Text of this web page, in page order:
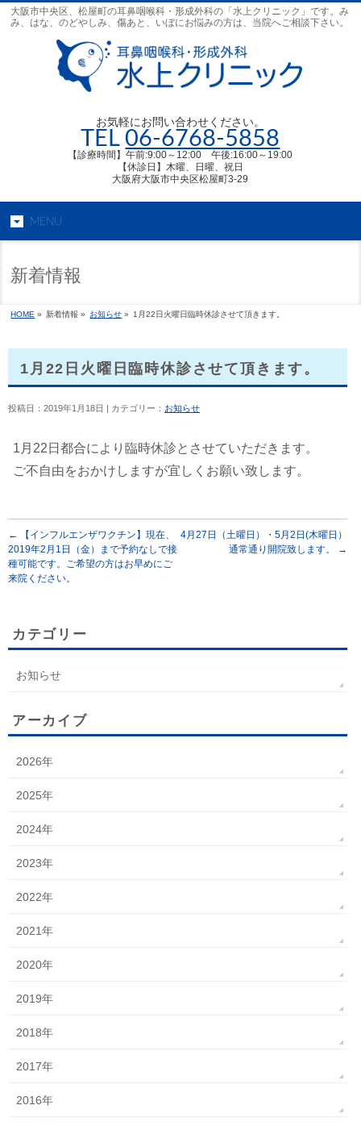
大阪市中央区、松屋町の耳鼻咽喉科・形成外科の「水上クリニック」です。み
み、はな、のどやしみ、傷あと、いぼにお悩みの方は、当院へご相談下さい。
お気軽にお問い合わせください。
TEL06-6768-5858
【診療時間】午前:9:00～12:00 午後:16:00～19:00
【休診日】木曜、日曜、祝日
大阪府大阪市中央区松屋町3-29
MENU
新着情報
HOME » 新着情報 » お知らせ » 1月22日火曜日臨時休診させて頂きます。
1月22日火曜日臨時休診させて頂きます。
投稿日：2019年1月18日 | カテゴリー： お知らせ
1月22日都合により臨時休診とさせていただきます。
ご不自由をおかけしますが宜しくお願い致します。
←
【インフルエンザワクチン】現在、
2019年2月1日（金）まで予約なしで接
種可能です。ご希望の方はお早めにご
来院ください。
4月27日（土曜日）・5月2日(木曜日）
通常通り開院致します。
→
カテゴリー
お知らせ
アーカイブ
2026年
2025年
2024年
2023年
2022年
2021年
2020年
2019年
2018年
2017年
2016年